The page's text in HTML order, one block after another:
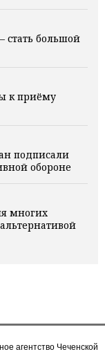
стать большой
к приёму
подписали
обороне
многих
агентство Чеченской